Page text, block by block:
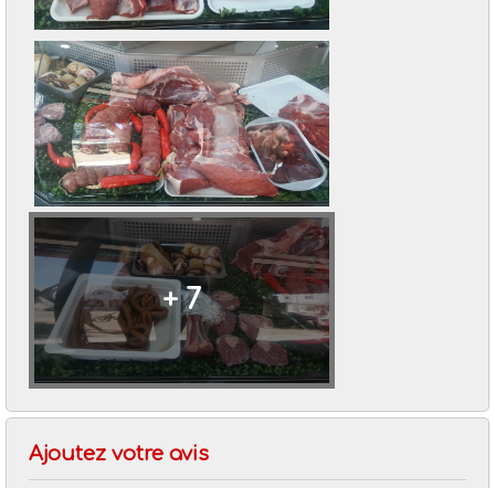
Jour Nbr Séance
Lundi info non disponible
Mardi info non disponible
Mercredi info non disponible
Jeudi info non disponible
Vendredi info non disponible
info non disponible
Dimanche info non disponible
+ 7
Ajoutez votre avis